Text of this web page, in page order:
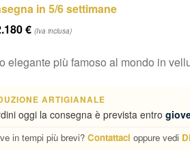
in 5/6 settimane
€ (Iva inclusa)
elegante più famoso al mondo in
ARTIGIANALE
oggi la consegna è prevista entro
in tempi più brevi? Contattaci oppure vedi